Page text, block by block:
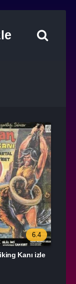
6.4
Kanı izle